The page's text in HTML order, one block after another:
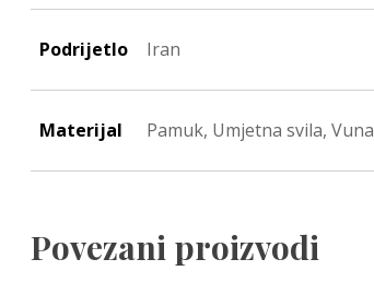
Podrijetlo Iran
Materijal Pamuk, Umjetna svila, Vuna
Povezani proizvodi